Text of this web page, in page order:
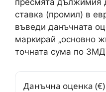
пресмята дължимия
ставка (промил) в
въведи данъчната
маркирай „основно
точната сума по
Данъчна оценка (€)